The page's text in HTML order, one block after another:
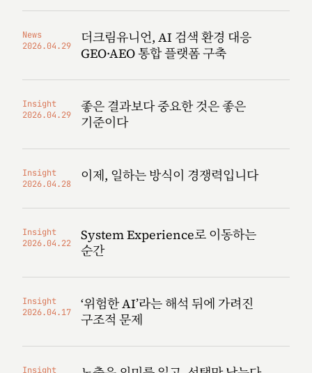
News
2026.04.29
더크림유니언, AI 검색 환경 대응
GEO·AEO 통합 플랫폼 구축
Insight
2026.04.29
좋은 결과보다 중요한 것은 좋은
기준이다
Insight
2026.04.28
이제, 일하는 방식이 경쟁력입니다
Insight
2026.04.22
System Experience로 이동하는
순간
Insight
2026.04.17
‘위험한 AI’라는 해석 뒤에 가려진
구조적 문제
Insight